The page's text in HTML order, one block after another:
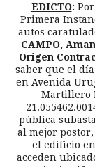
EDICTO:
Primera
autos
CAMPO,
Origen
saber que el día
en Avenida
Martillero
pública
al mejor
el edificio
acceden